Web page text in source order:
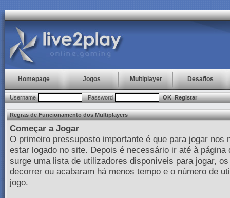
Homepage Jogos Multiplayer Desafios
Username Password OK Registar
Regras de Funcionamento dos Multiplayers
Começar a Jogar
O primeiro pressuposto importante é que para jogar nos
estar logado no site. Depois é necessário ir até à página
surge uma lista de utilizadores disponíveis para jogar,
decorrer ou acabaram há menos tempo e o número de
jogo.